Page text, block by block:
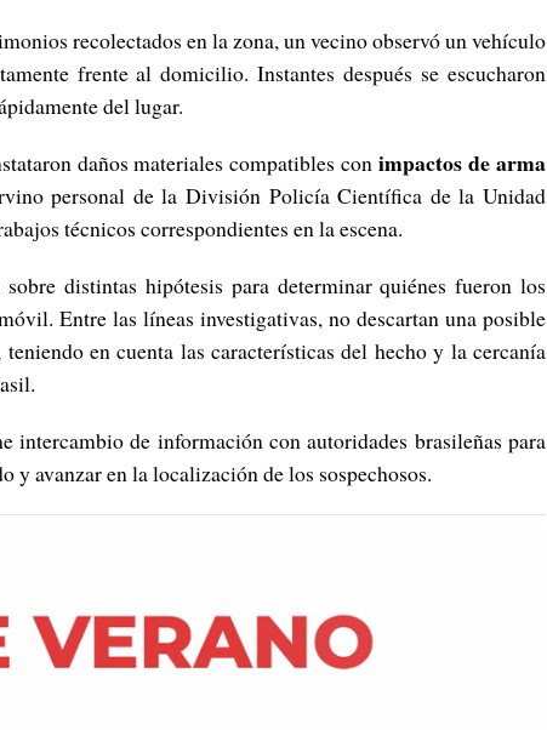
recolectados en la zona, un vecino observó un vehículo
frente al domicilio. Instantes después se escucharon
del lugar.
daños materiales compatibles conimpactos de arma
personal de la División Policía Científica de la Unidad
técnicos correspondientes en la escena.
distintas hipótesis para determinar quiénes fueron los
Entre las líneas investigativas, no descartan una posible
en cuenta las características del hecho y la cercanía
intercambio de información con autoridades brasileñas para
avanzar en la localización de los sospechosos.